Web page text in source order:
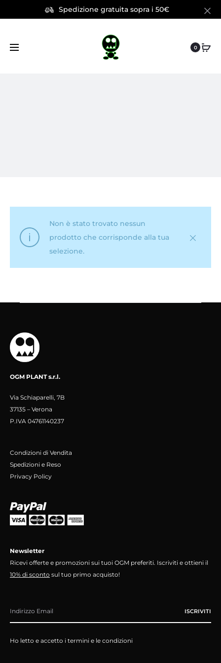
Spedizione gratuita sopra i 50€
0
Non è stato trovato nessun
prodotto che corrisponde alla tua
selezione.
OGM PLANT s.r.l.
Via Schiaparelli, 7B
37135 – Verona
P.IVA 04761140237
Condizioni di Vendita
Spedizioni e Reso
Privacy Policy
Newsletter
Ricevi offerte e promozioni sui tuoi OGM preferiti. Iscriviti e ottieni il
10% di sconto sul tuo primo acquisto!
Ho letto e accetto i termini e le condizioni